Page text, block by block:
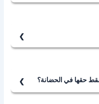
حقها في الحضانة؟